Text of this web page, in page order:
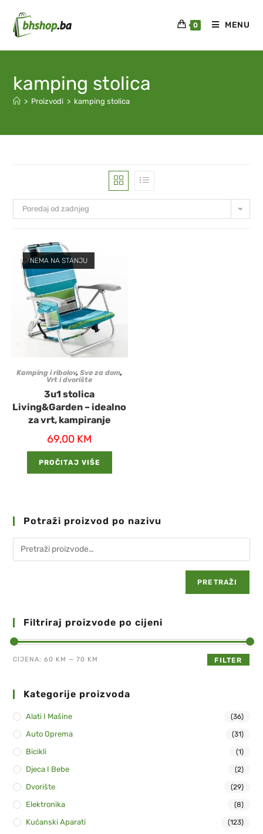
0 MENU
kamping stolica
> Proizvodi > kamping stolica
Poredaj od zadnjeg
NEMA NA STANJU
Kamping i ribolov,Sve za dom,
Vrt i dvorište
3u1 stolica
Living&Garden – idealno
za vrt, kampiranje
69,00 KM
PROČITAJ VIŠE
Potraži proizvod po nazivu
PRETRAŽI
Filtriraj proizvode po cijeni
FILTER
CIJENA:60 KM —70 KM
Kategorije proizvoda
Alati I Mašine (36)
Auto Oprema (31)
Bicikli (1)
Djeca I Bebe (2)
Dvorište (29)
Elektronika (8)
Kućanski Aparati (123)